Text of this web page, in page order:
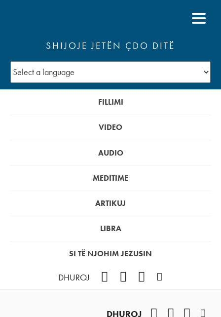
SHIJOJE JETËN ÇDO DITË
FILLIMI
VIDEO
AUDIO
MEDITIME
ARTIKUJ
LIBRA
SI TË NJOHIM JEZUSIN
DHUROJ Instagram
DHUROJ YouTube